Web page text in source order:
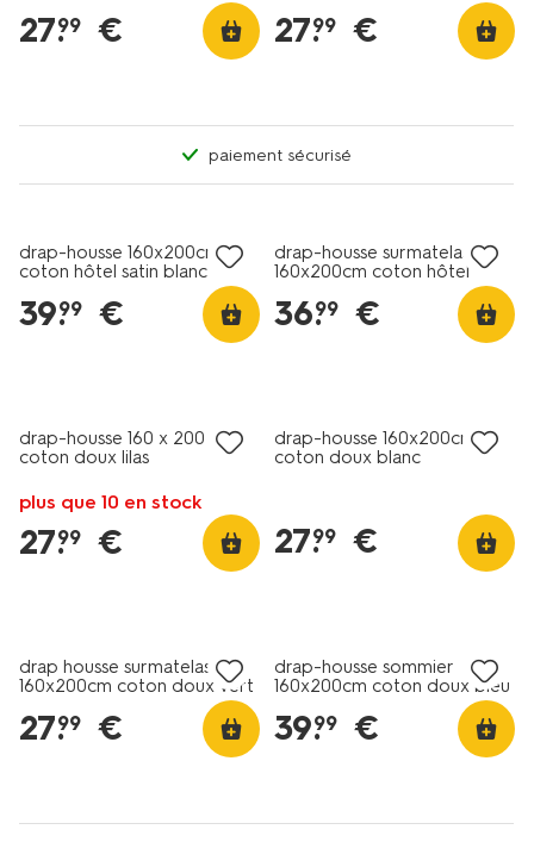
27.
99 € 27.
99 €
paiement sécurisé
drap-housse 160x200cm
coton hôtel satin blanc
39.
99 €
drap-housse surmatelas
160x200cm coton hôtel
36.
99 €
drap-housse 160 x 200 cm
coton doux lilas
plus que 10 en stock
27.
99 €
drap-housse 160x200cm
coton doux blanc
27.
99 €
drap housse surmatelas
160x200cm coton doux vert
27.
99 €
drap-housse sommier
160x200cm coton doux bleu
39.
99 €